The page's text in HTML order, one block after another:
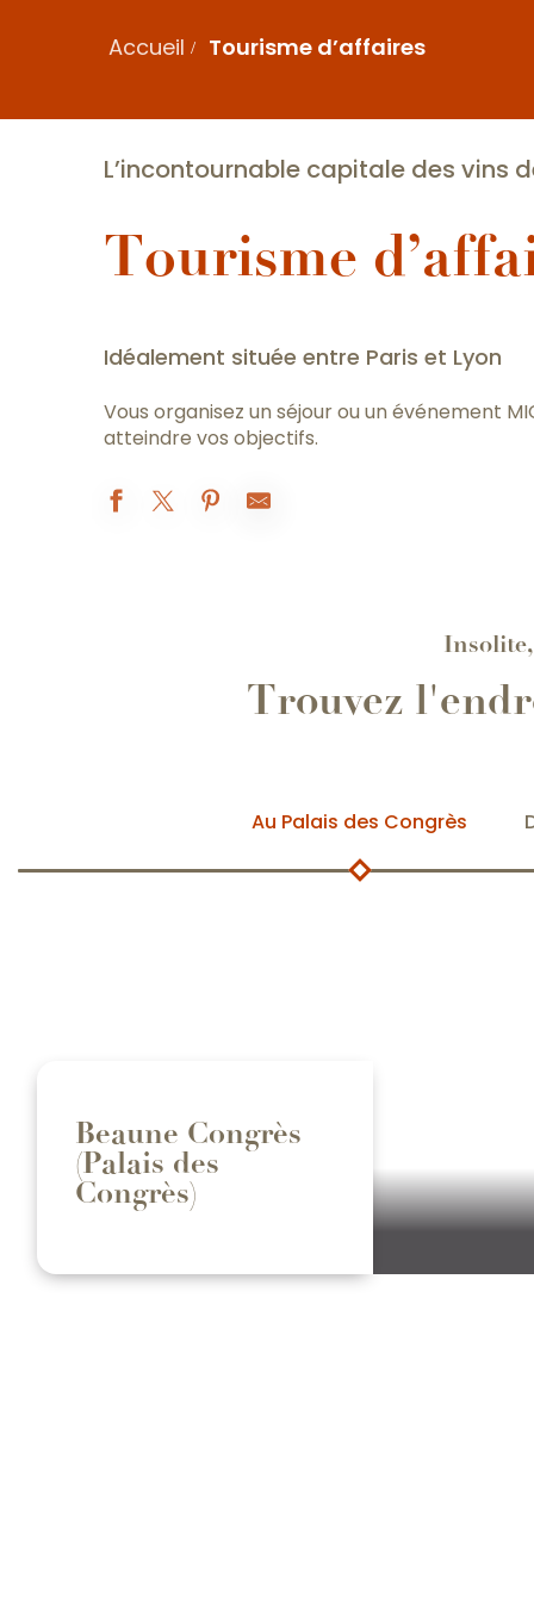
Accueil Tourisme d’affaires
L’incontournable capitale des vins
Tourisme
Idéalement située entre Paris et Lyon
Vous organisez un séjour ou un événement
atteindre vos objectifs.
Trouvez
Au Palais des Congrès
Beaune Congrès
(Palais des
Congrès)